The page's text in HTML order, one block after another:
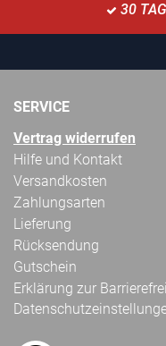
30
SERVICE
Vertrag widerrufen
Hilfe und Kontakt
Versandkosten
Zahlungsarten
Lieferung
Rücksendung
Gutschein
Erklärung zur